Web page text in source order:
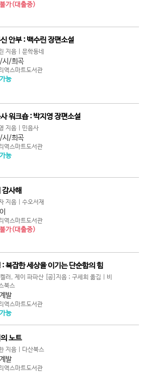
가(대출중)
안부 : 백수린 장편소설
지음 | 문학동네
시/희곡
역스마트도서관
능
워크숍 : 박지영 장편소설
지음 | 민음사
시/희곡
역스마트도서관
능
감사해
지음 | 수오서재
역스마트도서관
가(대출중)
: 복잡한 세상을 이기는 단순함의 힘
러, 제이 파파산 [공]지음 ; 구세희 옮김 | 비
북스
발
역스마트도서관
능
노트
지음 | 다산북스
발
역스마트도서관